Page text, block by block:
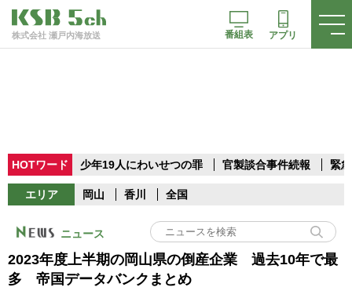
株式会社 瀬戸内海放送 番組表 アプリ
HOTワード 少年19人にわいせつの罪 官製談合事件続報 緊
エリア 岡山 香川 全国
ニュース
2023年度上半期の岡山県の倒産企業 過去10年で最
多 帝国データバンクまとめ